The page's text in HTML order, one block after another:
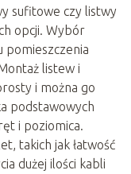
sufitowe czy listwy
opcji. Wybór
pomieszczenia
listew i
i można go
podstawowych
i poziomica.
takich jak łatwość
dużej ilości kabli